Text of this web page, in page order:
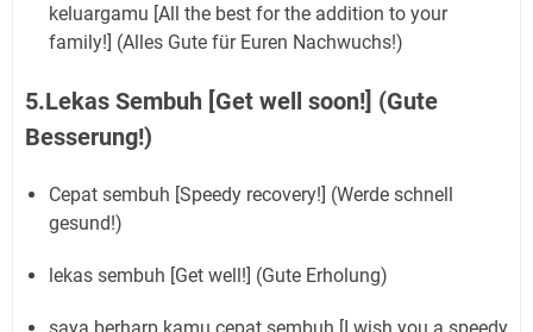
keluargamu [All the best for the addition to your
family!] (Alles Gute für Euren Nachwuchs!)
5.Lekas Sembuh [Get well soon!] (Gute
Besserung!)
Cepat sembuh [Speedy recovery!] (Werde schnell
gesund!)
lekas sembuh [Get well!] (Gute Erholung)